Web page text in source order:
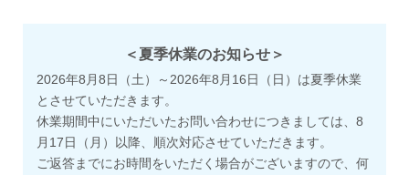
＜夏季休業のお知らせ＞
2026年8月8日（土）～2026年8月16日（日）は夏季休業
とさせていただきます。
休業期間中にいただいたお問い合わせにつきましては、8
月17日（月）以降、順次対応させていただきます。
ご返答までにお時間をいただく場合がございますので、何